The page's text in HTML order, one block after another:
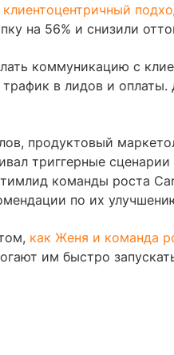
клиентоцентричный
на 56% и снизили
коммуникацию с
в лидов и
продуктовый
триггерные
команды роста
по их
как Женя и команда
им быстро